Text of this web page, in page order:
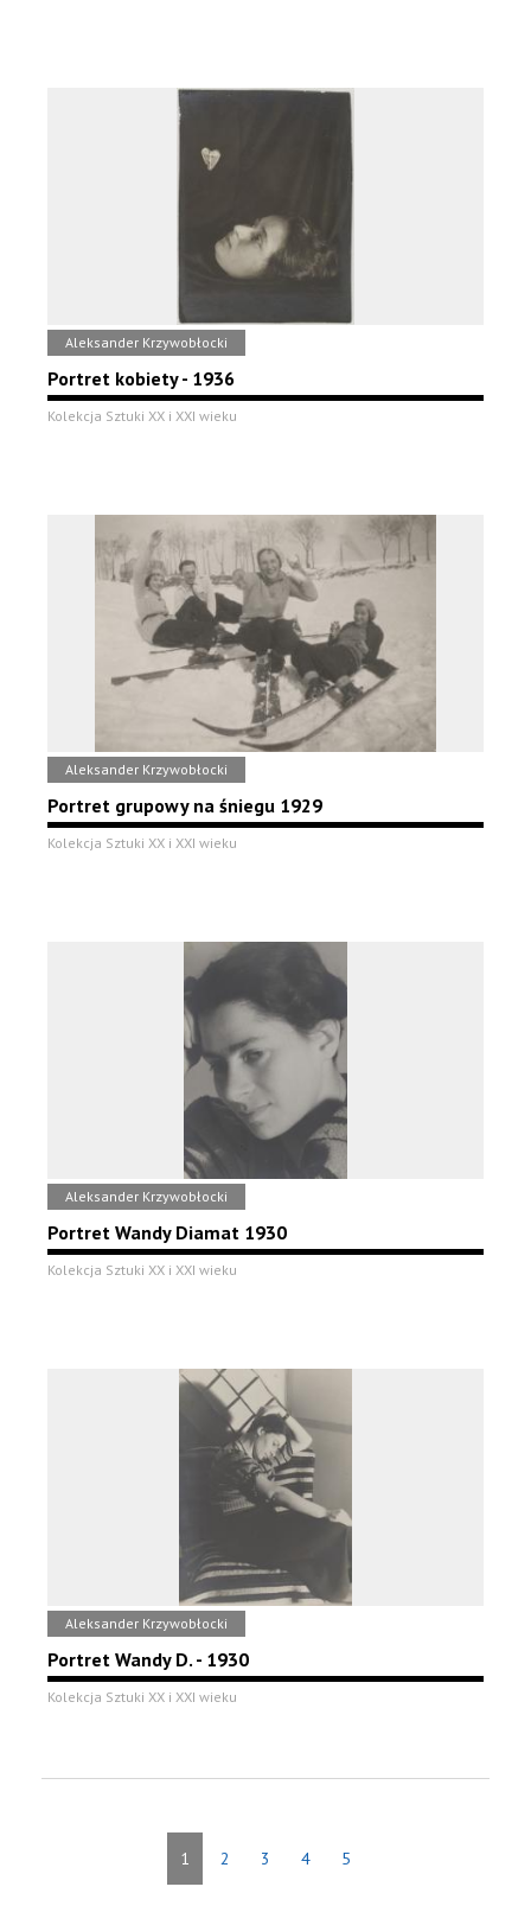
Aleksander Krzywobłocki
Portret kobiety - 1936
Kolekcja Sztuki XX i XXI wieku
Aleksander Krzywobłocki
Portret grupowy na śniegu 1929
Kolekcja Sztuki XX i XXI wieku
Aleksander Krzywobłocki
Portret Wandy Diamat 1930
Kolekcja Sztuki XX i XXI wieku
Aleksander Krzywobłocki
Portret Wandy D. - 1930
Kolekcja Sztuki XX i XXI wieku
1 2 3 4 5